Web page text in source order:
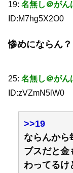
19: 名無し＠がん
ID:M7hg5X2O0
惨めにならん？
25: 名無し＠がん
ID:zVZmN5lW0
>>19
ならんから
ブスだと金
わってるけ